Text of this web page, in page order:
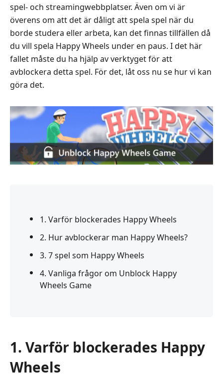
spel- och streamingwebbplatser. Även om vi är
överens om att det är dåligt att spela spel när du
borde studera eller arbeta, kan det finnas tillfällen då
du vill spela Happy Wheels under en paus. I det här
fallet måste du ha hjälp av verktyget för att
avblockera detta spel. För det, låt oss nu se hur vi kan
göra det.
1. Varför blockerades Happy Wheels
2. Hur avblockerar man Happy Wheels?
3. 7 spel som Happy Wheels
4. Vanliga frågor om Unblock Happy
Wheels Game
1. Varför blockerades Happy
Wheels